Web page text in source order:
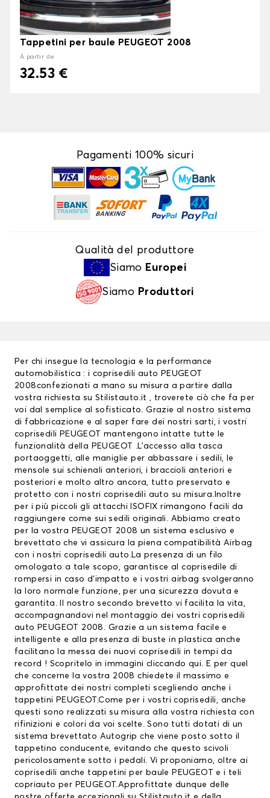
Tappetini per baule PEUGEOT 2008
À partir de
32.53 €
Pagamenti 100% sicuri
Qualità del produttore
Siamo Europei
Siamo Produttori
Per chi insegue la tecnologia e la performance
automobilistica : icoprisedili auto PEUGEOT
2008confezionati a mano su misura a partire dalla
vostra richiesta su Stilistauto.it , troverete ciò che fa per
voi dal semplice al sofisticato. Grazie al nostro sistema
di fabbricazione e al saper fare dei nostri sarti, i vostri
coprisedili PEUGEOT mantengono intatte tutte le
funzionalità della PEUGEOT .L’accesso alla tasca
portaoggetti, alle maniglie per abbassare i sedili, le
mensole sui schienali anteriori, i braccioli anteriori e
posteriori e molto altro ancora, tutto preservato e
protetto con i nostri coprisedili auto su misura.Inoltre
per i più piccoli gli attacchi ISOFIX rimangono facili da
raggiungere come sui sedili originali. Abbiamo creato
per la vostra PEUGEOT 2008 un sistema esclusivo e
brevettato che vi assicura la piena compatibilità Airbag
con i nostri coprisedili auto.La presenza di un filo
omologato a tale scopo, garantisce al coprisedile di
rompersi in caso d’impatto e i vostri airbag svolgeranno
la loro normale funzione, per una sicurezza dovuta e
garantita. Il nostro secondo brevetto vi facilita la vita,
accompagnandovi nel montaggio dei vostri coprisedili
auto PEUGEOT 2008. Grazie a un sistema facile e
intelligente e alla presenza di buste in plastica anche
facilitano la messa dei nuovi coprisedili in tempi da
record ! Scopritelo in immagini cliccando qui. E per quel
che concerne la vostra 2008 chiedete il massimo e
approfittate dei nostri completi scegliendo anche i
tappetini PEUGEOT .Come per i vostri coprisedili, anche
questi sono realizzati su misura alla vostra richiesta con
rifinizioni e colori da voi scelte. Sono tutti dotati di un
sistema brevettato Autogrip che viene posto sotto il
tappetino conducente, evitando che questo scivoli
pericolosamente sotto i pedali. Vi proponiamo, oltre ai
coprisedili anche tappetini per baule PEUGEOT e i teli
copriauto per PEUGEOT.Approfittate dunque delle